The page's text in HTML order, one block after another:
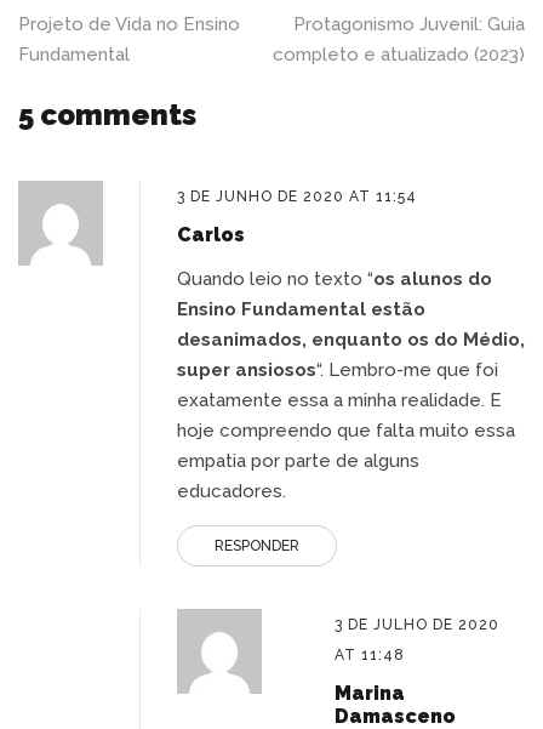
Navegação
Post
Projeto de Vida no Ensino
Fundamental
Protagonismo Juvenil: Guia
completo e atualizado (2023)
5 comments
3 DE JUNHO DE 2020 AT 11:54
Carlos
Quando leio no texto “os alunos do
Ensino Fundamental estão
desanimados, enquanto os do Médio,
super ansiosos“. Lembro-me que foi
exatamente essa a minha realidade. E
hoje compreendo que falta muito essa
empatia por parte de alguns
educadores.
RESPONDER
3 DE JULHO DE 2020
AT 11:48
Marina
Damasceno